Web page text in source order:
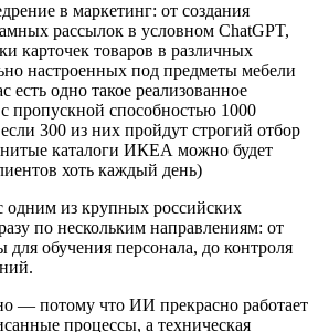
в маркетинг: от создания
рассылок в условном ChatGPT,
карточек товаров в различных
настроенных под предметы мебели
есть одно такое реализованное
пропускной способностью 1000
300 из них пройдут строгий отбор
каталоги ИКЕА можно будет
хоть каждый день)
одним из крупных российских
по нескольким направлениям: от
обучения персонала, до контроля
— потому что ИИ прекрасно работает
процессы, а техническая